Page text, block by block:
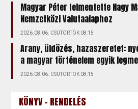
Magyar Péter felmentette Nagy
Nemzetközi Valutaalaphoz
2026.08.06. CSÜTÖRTÖK 08:15
Arany, üldözés, hazaszeretet:
a magyar történelem egyik
2026.08.06. CSÜTÖRTÖK 08:15
KÖNYV - RENDELÉS